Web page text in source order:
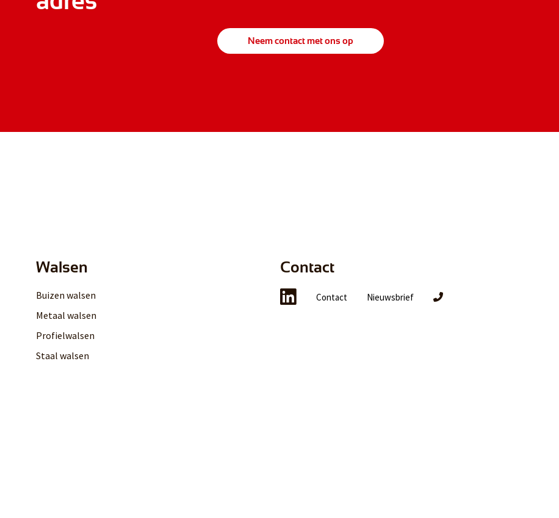
Neem contact met ons op
Walsen
Buizen walsen
Metaal walsen
Profielwalsen
Staal walsen
Contact
Contact Nieuwsbrief